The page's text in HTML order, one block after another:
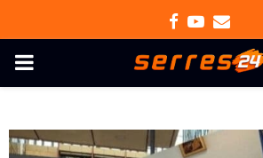
Facebook
Youtube
Email
PRIMARY